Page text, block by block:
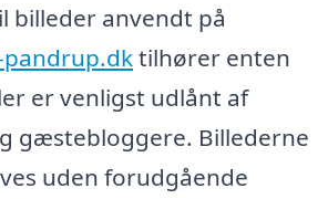
billeder anvendt på
tilhører enten
er venligst udlånt af
gæstebloggere. Billederne
uden forudgående